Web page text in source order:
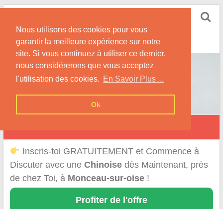
Nous utilisons des cookies pour vous
garantir la meilleure expérience sur notre
site. Si vous continuez à utiliser ce dernier,
nous considérerons que vous acceptez
l'utilisation des cookies. En Savoir Plus ...
Ok
Skip
content
Nos Conseils pour Rencontrer Une Femme
Originaire de Chine !
Inscris-toi GRATUITEMENT et Commence à
Discuter avec une Chinoisedès Maintenant, près
de chez Toi, à Monceau-sur-oise!
Profiter de l'offre